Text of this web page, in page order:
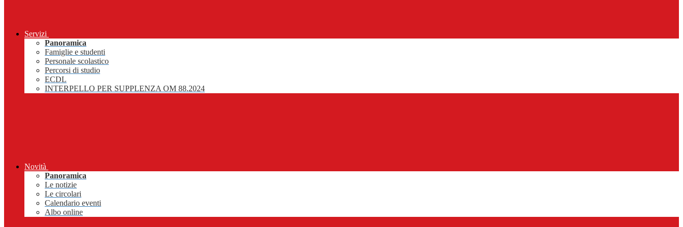
Servizi
Panoramica
Famiglie e studenti
Personale scolastico
Percorsi di studio
ECDL
INTERPELLO PER SUPPLENZA OM 88.2024
Novità
Panoramica
Le notizie
Le circolari
Calendario eventi
Albo online